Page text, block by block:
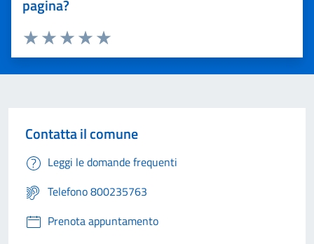
pagina?
Valuta 5 stelle su 5
Valuta 4 stelle su 5
Valuta 3 stelle su 5
Valuta 2 stelle su 5
Valuta 1 stelle su 5
Contatta il comune
Leggi le domande frequenti
Telefono 800235763
Prenota appuntamento